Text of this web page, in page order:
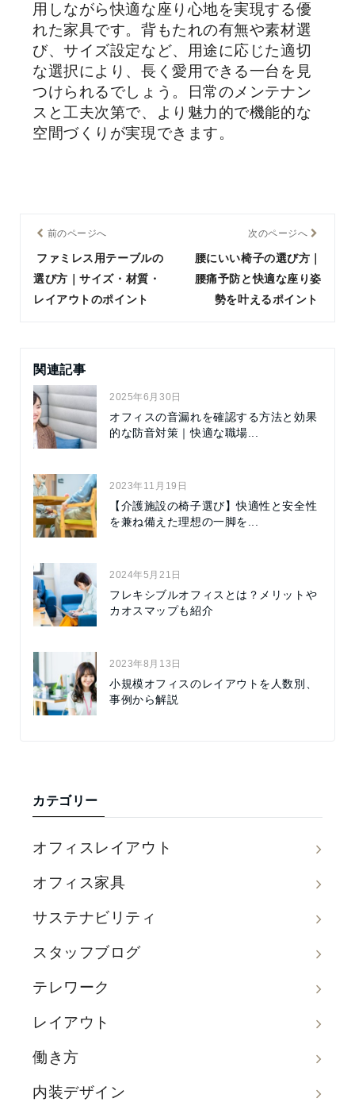
用しながら快適な座り心地を実現する優
れた家具です。背もたれの有無や素材選
び、サイズ設定など、用途に応じた適切
な選択により、長く愛用できる一台を見
つけられるでしょう。日常のメンテナン
スと工夫次第で、より魅力的で機能的な
空間づくりが実現できます。
前のページへ
ファミレス用テーブルの
選び方｜サイズ・材質・
レイアウトのポイント
次のページへ
腰にいい椅子の選び方｜
腰痛予防と快適な座り姿
勢を叶えるポイント
関連記事
2025年6月30日
オフィスの音漏れを確認する方法と効果
的な防音対策｜快適な職場...
2023年11月19日
【介護施設の椅子選び】快適性と安全性
を兼ね備えた理想の一脚を...
2024年5月21日
フレキシブルオフィスとは？メリットや
カオスマップも紹介
2023年8月13日
小規模オフィスのレイアウトを人数別、
事例から解説
カテゴリー
オフィスレイアウト
オフィス家具
サステナビリティ
スタッフブログ
テレワーク
レイアウト
働き方
内装デザイン